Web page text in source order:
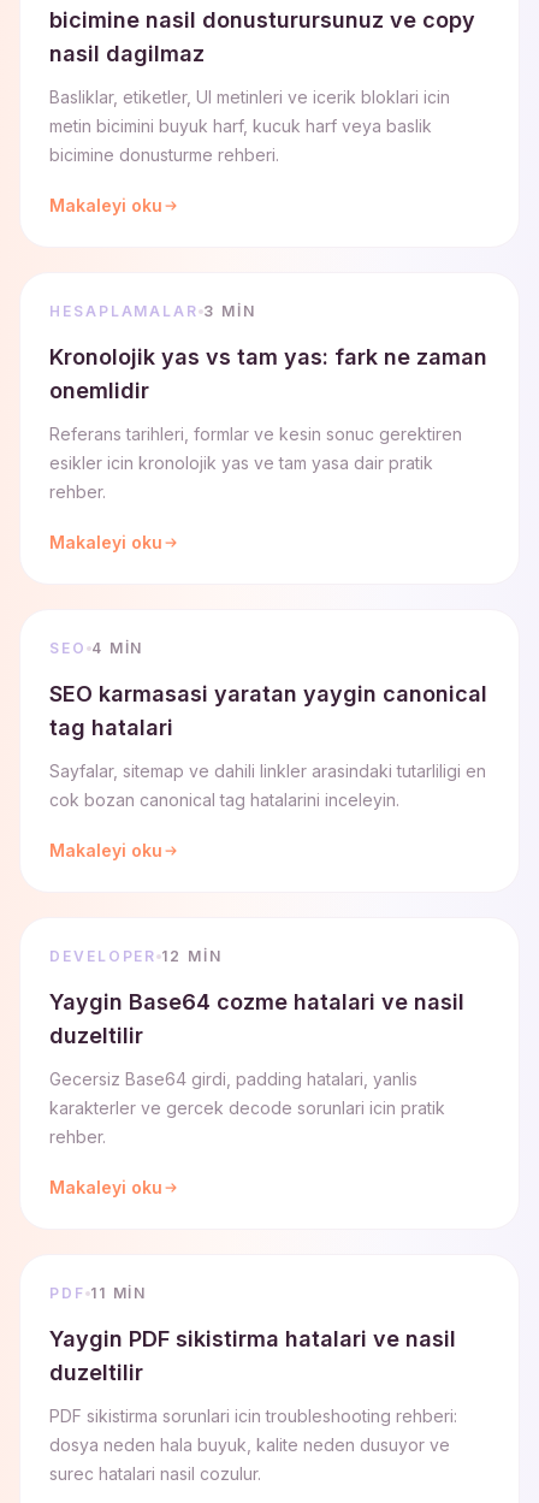
bicimine nasil donusturursunuz ve copy
nasil dagilmaz
Basliklar, etiketler, UI metinleri ve icerik bloklari icin
metin bicimini buyuk harf, kucuk harf veya baslik
bicimine donusturme rehberi.
Makaleyi oku
HESAPLAMALAR 3 MIN
Kronolojik yas vs tam yas: fark ne zaman
onemlidir
Referans tarihleri, formlar ve kesin sonuc gerektiren
esikler icin kronolojik yas ve tam yasa dair pratik
rehber.
Makaleyi oku
SEO 4 MIN
SEO karmasasi yaratan yaygin canonical
tag hatalari
Sayfalar, sitemap ve dahili linkler arasindaki tutarliligi en
cok bozan canonical tag hatalarini inceleyin.
Makaleyi oku
DEVELOPER 12 MIN
Yaygin Base64 cozme hatalari ve nasil
duzeltilir
Gecersiz Base64 girdi, padding hatalari, yanlis
karakterler ve gercek decode sorunlari icin pratik
rehber.
Makaleyi oku
PDF 11 MIN
Yaygin PDF sikistirma hatalari ve nasil
duzeltilir
PDF sikistirma sorunlari icin troubleshooting rehberi:
dosya neden hala buyuk, kalite neden dusuyor ve
surec hatalari nasil cozulur.